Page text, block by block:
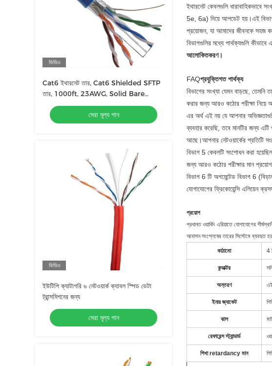
ভিডিও
Cat6 ইথারনেট তার, Cat6 Shielded SFTP
তার, 1000ft, 23AWG, Solid Bare
Copper, 500MHz
সেরা মূল্য পান
ভিডিও
ইউটিপি ক্যাটাগরি ৬ নেটওয়ার্ক ক্যাবল স্পিড ডেটা
ট্রান্সমিশনের জন্য
সেরা মূল্য পান
ইথারনেট কেবলগুলি ধারাবাহিকভাবে
5e, 6a) দিয়ে আপডেট হয়।এই
প্রয়োজন, যা আমাদের জীবনকে সহজ
বিভাগগুলির মধ্যে পার্থক্যগুলি
আলোকিতকরণ।
FAQপ্রযুক্তিগত পার্থক্য
বিভাগের সংখ্যা যেমন বাড়ছে, তেমনি
করার জন্য আরও কঠোর পরীক্ষা নিয়ে
এর অর্থ এই নয় যে আপনার
ব্যবহার করেছি, তবে মানটির জন্য
আছে।আপনার নেটওয়ার্কের প্রতিটি
বিভাগ 5 কেবলটি সংশোধন করা
জন্য আরও কঠোর পরীক্ষার মান
বিভাগ 6 টি অগমেন্টেড বিভাগ 6
যোগাযোগের ফ্রিকোয়েন্সি এলিয়েন
প্রয়োগ
প্রধানত ওয়ার্কিং এরিয়াতে যোগাযোগের
আবাসন সংশ্লেষের তারের সিস্টেমে ব্যবহৃত
কাঠামো 4
কন্ডাক্টর
অন্তরণ
ইনার জ্যাকেট
ঝাল
রেফারেন্স স্ট্যান্ডার্ড
শিখা retardancy মান